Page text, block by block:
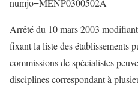
numjo=MENP0300502A
Arrêté du 10 mars 2003
fixant la liste des établissements
commissions de spécialistes
disciplines correspondant à